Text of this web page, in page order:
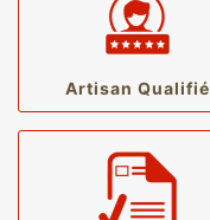
Artisan Qualifié